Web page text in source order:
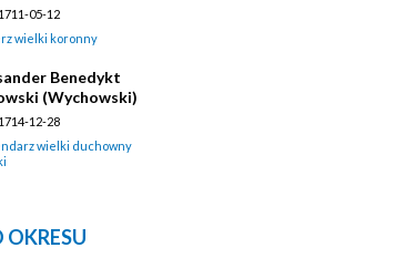
05-12
wielki koronny
Benedykt
(Wychowski)
12-28
wielki duchowny
OKRESU